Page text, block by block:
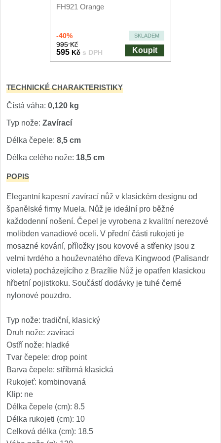
Nože Seburo SARADA
Nože Seburo SUBAJA
Nože Seburo HOKORI
Nože Seburo HOGANI 20
Nože Seburo WEST
Nože Tojiro Shippu 2
Nože Tojiro Zen
Nože Samura
Nože Samura MO-V 4
Nože Samura Bamboo 1
Ostřiče nožů V-Sharp
Doplňky a díly 4
Doprodej 11
Dárky
Značky 4
FH921 Orange
-40% SKLADEM
995 Kč
595 Kč s DPH Koupit
TECHNICKÉ CHARAKTERISTIKY
Čístá váha: 0,120 kg
Typ nože: Zavírací
Délka čepele: 8,5 cm
Délka celého nože: 18,5 cm
POPIS
Elegantní kapesní zavírací nůž v klasickém designu od
španělské firmy Muela. Nůž je ideální pro běžné
každodenní nošení. Čepel je vyrobena z kvalitní nerezové
molibden vanadiové oceli. V přední části rukojeti je
mosazné kování, příložky jsou kovové a střenky jsou z
velmi tvrdého a houževnatého dřeva Kingwood (Palisandr
violeta) pocházejícího z Brazílie Nůž je opatřen klasickou
hřbetní pojistkoku. Součástí dodávky je tuhé černé
nylonové pouzdro.
Typ nože: tradiční, klasický
Druh nože: zavírací
Ostří nože: hladké
Tvar čepele: drop point
Barva čepele: stříbrná klasická
Rukojeť: kombinovaná
Klip: ne
Délka čepele (cm): 8.5
Délka rukojeti (cm): 10
Celková délka (cm): 18.5